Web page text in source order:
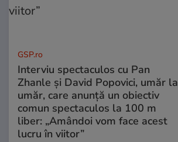
GSP.ro
Interviu spectaculos cu Pan
Zhanle și David Popovici, umăr la
umăr, care anunță un obiectiv
comun spectaculos la 100 m
liber: „Amândoi vom face acest
lucru în viitor”